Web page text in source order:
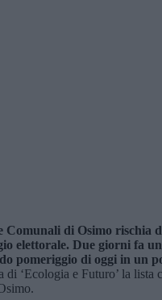
di Osimo rischia
elettorale. Due giorni fa
di oggi in un
‘Ecologia e Futuro’ la